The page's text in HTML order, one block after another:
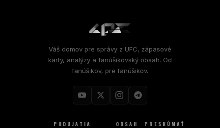
Váš domov pre správy z UFC, zápasové
karty, analýzy a fanúšikovský obsah. Od
fanúšikov, pre fanúšikov.
PODUJATIA OBSAH PRESKÚMAŤ